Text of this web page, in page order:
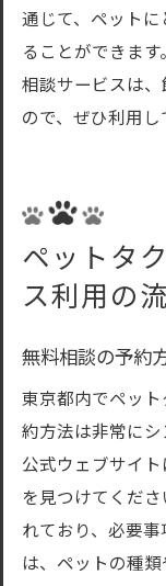
通じて、ペット
ることができま
相談サービスは
ので、ぜひ利用し
ペットタ
ス利用の
無料相談の予約
東京都内でペッ
約方法は非常に
公式ウェブサイ
を見つけてくだ
れており、必要
は、ペットの種